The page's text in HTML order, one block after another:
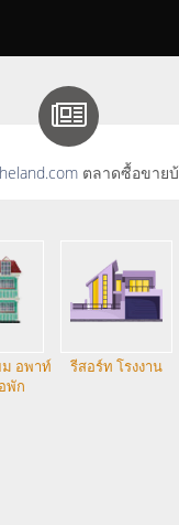
ตลาดซื้อขายบ้
อพาท์
พัก
รีสอร์ท โรงงาน